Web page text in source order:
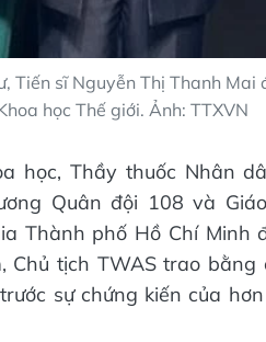
Tiến sĩ Nguyễn Thị Thanh Mai
học Thế giới. Ảnh: TTXVN
học, Thầy thuốc Nhân
Quân đội 108 và
Thành phố Hồ Chí Minh
Chủ tịch TWAS trao
sự chứng kiến của